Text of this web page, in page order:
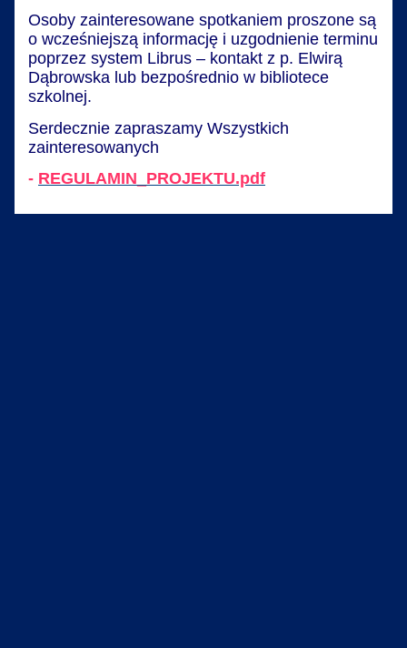
Osoby zainteresowane spotkaniem proszone są
o wcześniejszą informację i uzgodnienie terminu
poprzez system Librus – kontakt z p. Elwirą
Dąbrowska lub bezpośrednio w bibliotece
szkolnej.
Serdecznie zapraszamy Wszystkich
zainteresowanych
- REGULAMIN_PROJEKTU.pdf